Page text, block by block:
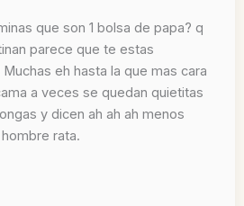
que son 1 bolsa de papa? q
parece que te estas
eh hasta la que mas cara
a veces se quedan quietitas
y dicen ah ah ah menos
rata.